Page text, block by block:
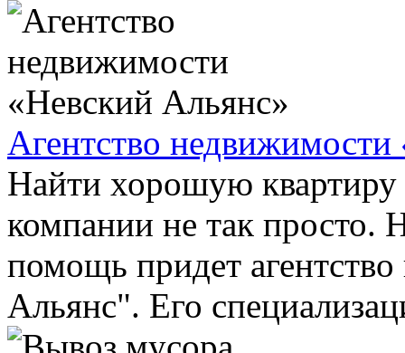
Агентство
Найти хорошую
компании не так просто.
помощь придет
Альянс". Его